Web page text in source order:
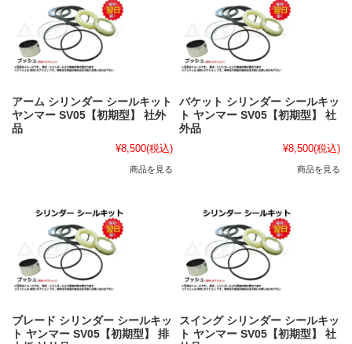
アーム シリンダー シールキット
ヤンマー SV05【初期型】 社外
品
¥8,500(税込)
商品を見る
バケット シリンダー シールキッ
ト ヤンマー SV05【初期型】 社
外品
¥8,500(税込)
商品を見る
ブレード シリンダー シールキッ
ト ヤンマー SV05【初期型】 排
スイング シリンダー シールキッ
ト ヤンマー SV05【初期型】 社